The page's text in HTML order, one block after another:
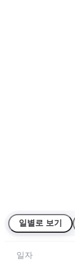
일별로 보기
일자